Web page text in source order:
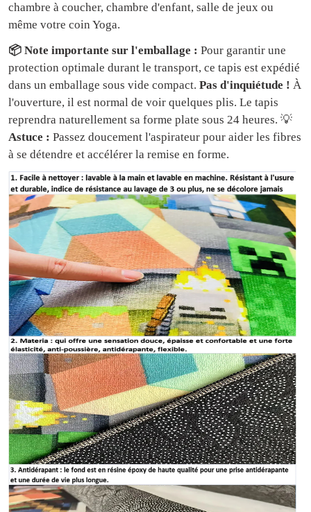
chambre à coucher, chambre d'enfant, salle de jeux ou
même votre coin Yoga.
📦 Note importante sur l'emballage : Pour garantir une
protection optimale durant le transport, ce tapis est expédié
dans un emballage sous vide compact. Pas d'inquiétude ! À
l'ouverture, il est normal de voir quelques plis. Le tapis
reprendra naturellement sa forme plate sous 24 heures. 💡
Astuce : Passez doucement l'aspirateur pour aider les fibres
à se détendre et accélérer la remise en forme.